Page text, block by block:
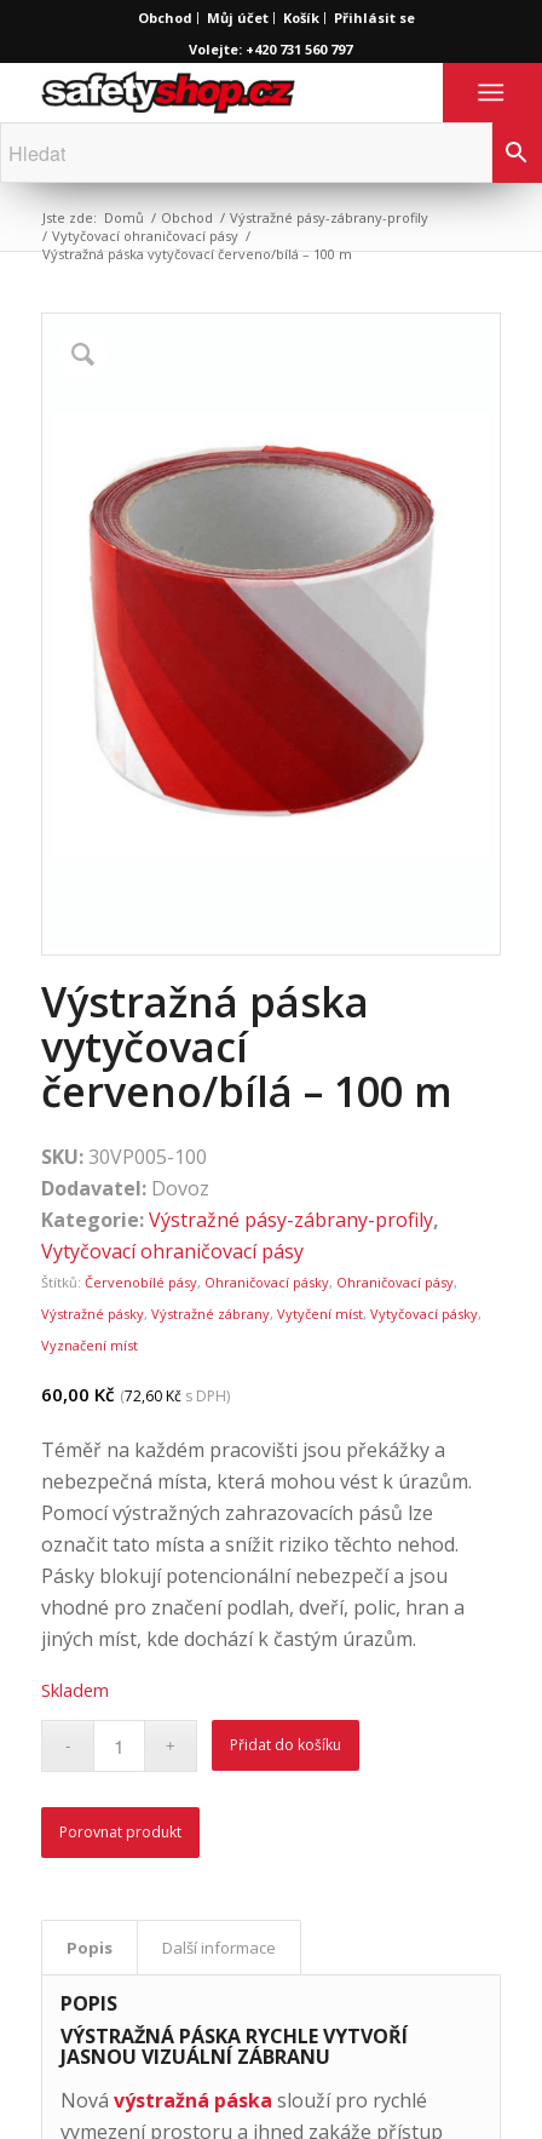
Obchod Můj účet Košík
Přihlásit se
Volejte: +420 731 560 797
Jste zde: Domů / Obchod / Výstražné pásy-zábrany-profily
/ Vytyčovací ohraničovací pásy /
Výstražná páska vytyčovací červeno/bílá – 100 m
Výstražná páska
vytyčovací
červeno/bílá – 100 m
SKU:30VP005-100
Dodavatel: Dovoz
Kategorie:Výstražné pásy-zábrany-profily,
Vytyčovací ohraničovací pásy
Štítků: Červenobílé pásy, Ohraničovací pásky, Ohraničovací pásy,
Výstražné pásky, Výstražné zábrany, Vytyčení míst, Vytyčovací pásky,
Vyznačení míst
60,00 Kč (72,60Kčs DPH)
Téměř na každém pracovišti jsou překážky a
nebezpečná místa, která mohou vést k úrazům.
Pomocí výstražných zahrazovacích pásů lze
označit tato místa a snížit riziko těchto nehod.
Pásky blokují potencionální nebezpečí a jsou
vhodné pro značení podlah, dveří, polic, hran a
jiných míst, kde dochází k častým úrazům.
Skladem
Přidat do košíku
Porovnat produkt
Popis Další informace
POPIS
VÝSTRAŽNÁ PÁSKA RYCHLE VYTVOŘÍ
JASNOU VIZUÁLNÍ ZÁBRANU
Nová výstražná páska slouží pro rychlé
vymezení prostoru a ihned zakáže přístup